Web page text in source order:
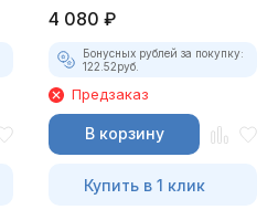
4 080 ₽
Бонусных рублей за покупку:
122.52руб.
Предзаказ
В корзину
Купить в 1 клик